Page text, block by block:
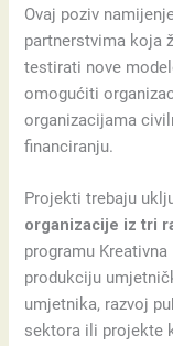
Ovaj poziv
partnerstvima koja
testirati nove
omogućiti
organizacijama
financiranju.
Projekti trebaju
organizacije iz tri
programu
produkciju
umjetnika, razvoj
sektora ili projekte